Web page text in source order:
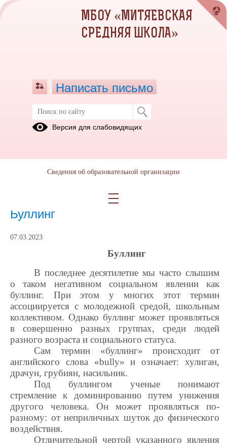
Страница психолога
Психологическое
тестирование
Буллинг
07.03.2023
Буллинг
В последнее десятилетие мы часто слышим
о таком негативном социальном явлении как
буллинг. При этом у многих этот термин
ассоциируется с молодежной средой, школьным
коллективом. Однако буллинг может проявляться
в совершенно разных группах, среди людей
разного возраста и социального статуса.
Сам термин «буллинг» происходит от
английского слова «bully» и означает: хулиган,
драчун, грубиян, насильник.
Под буллингом ученые понимают
стремление к доминированию путем унижения
другого человека. Он может проявляться по-
разному: от неприличных шуток до физического
воздействия.
Отличительной чертой указанного явления
МБОУ «МИТЯЕВСКАЯ
СРЕДНЯЯ ШКОЛА»
Написать письмо
Версия для слабовидящих
Сведения об образовательной организации